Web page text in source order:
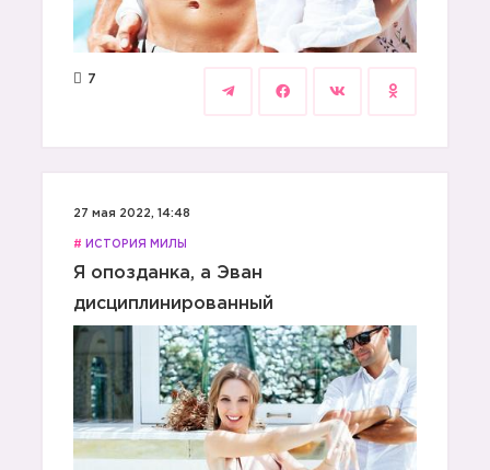
7
27 мая 2022, 14:48
# ИСТОРИЯ МИЛЫ
Я опозданка, а Эван
дисциплинированный